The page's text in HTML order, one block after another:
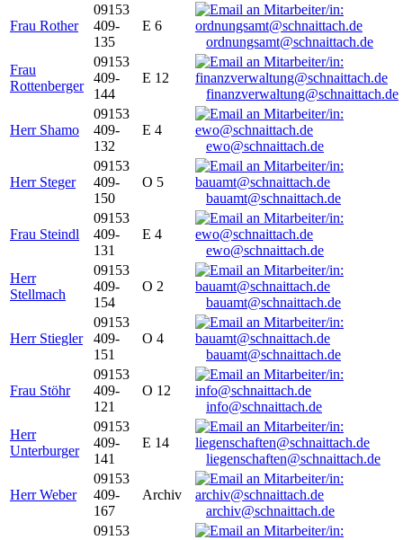
Frau Rother
09153
409-
135
E 6
ordnungsamt@schnaittach.de
Frau
Rottenberger
09153
409-
144
E 12
finanzverwaltung@schnaittach.de
Herr Shamo
09153
409-
132
E 4
ewo@schnaittach.de
Herr Steger
09153
409-
150
O 5
bauamt@schnaittach.de
Frau Steindl
09153
409-
131
E 4
ewo@schnaittach.de
Herr
Stellmach
09153
409-
154
O 2
bauamt@schnaittach.de
Herr Stiegler
09153
409-
151
O 4
bauamt@schnaittach.de
Frau Stöhr
09153
409-
121
O 12
info@schnaittach.de
Herr
Unterburger
09153
409-
141
E 14
liegenschaften@schnaittach.de
Herr Weber
09153
409-
167
Archiv
archiv@schnaittach.de
09153